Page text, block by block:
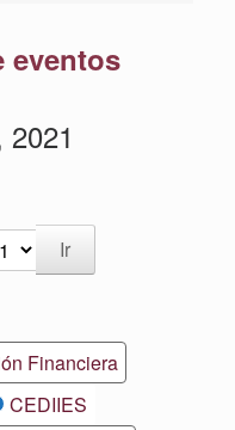
eventos
Financiera
CEDIIES